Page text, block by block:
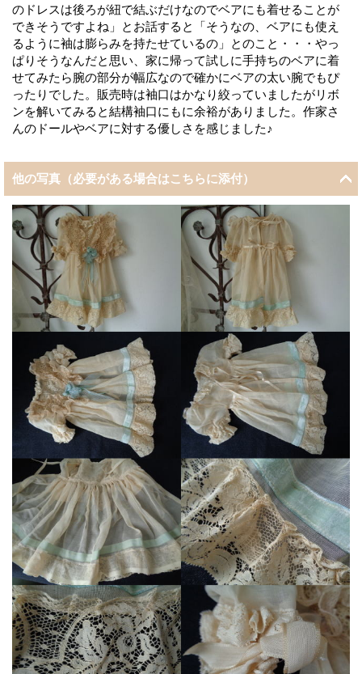
のドレスは後ろが紐で結ぶだけなのでベアにも着せることが
できそうですよね」とお話すると「そうなの、ベアにも使え
るように袖は膨らみを持たせているの」とのこと・・・やっ
ぱりそうなんだと思い、家に帰って試しに手持ちのベアに着
せてみたら腕の部分が幅広なので確かにベアの太い腕でもぴ
ったりでした。販売時は袖口はかなり絞っていましたがリボ
ンを解いてみると結構袖口にもに余裕がありました。作家さ
んのドールやベアに対する優しさを感じました♪
他の写真（必要がある場合はこちらに添付）